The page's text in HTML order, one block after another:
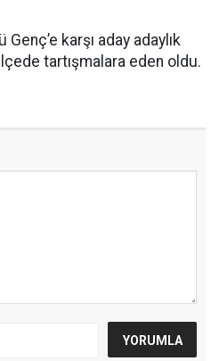
karşı aday adaylık
tartışmalara eden oldu.